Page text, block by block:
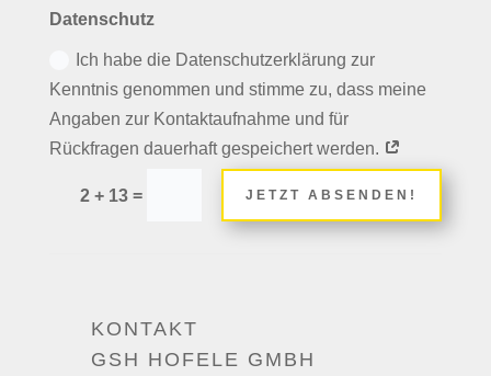
Datenschutz
Ich habe die Datenschutzerklärung zur
Kenntnis genommen und stimme zu, dass meine
Angaben zur Kontaktaufnahme und für
Rückfragen dauerhaft gespeichert werden.
2 + 13 = JETZT ABSENDEN!
KONTAKT
GSH HOFELE GMBH